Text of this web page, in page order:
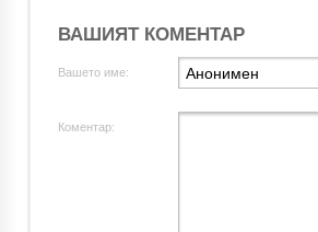
ВАШИЯТ КОМЕНТАР
Вашето име:
Коментар: